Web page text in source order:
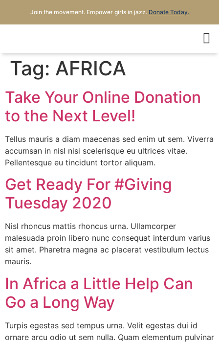
Join the movement. Empower girls in jazz. Donate Today.
Tag: AFRICA
Take Your Online Donation
to the Next Level!
Tellus mauris a diam maecenas sed enim ut sem. Viverra
accumsan in nisl nisi scelerisque eu ultrices vitae.
Pellentesque eu tincidunt tortor aliquam.
Get Ready For #Giving
Tuesday 2020
Nisl rhoncus mattis rhoncus urna. Ullamcorper
malesuada proin libero nunc consequat interdum varius
sit amet. Pharetra magna ac placerat vestibulum lectus
mauris.
In Africa a Little Help Can
Go a Long Way
Turpis egestas sed tempus urna. Velit egestas dui id
ornare arcu odio ut sem nulla. Quam elementum pulvinar